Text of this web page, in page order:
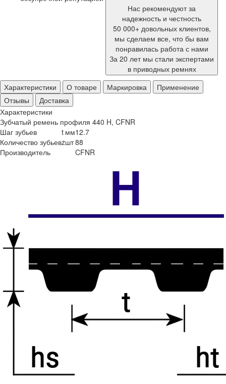
Нас рекомендуют за
надежность и честность
50 000+ довольных клиентов,
мы сделаем все, что бы вам
понравилась работа с нами
За 20 лет мы стали экспертами
в приводных ремнях
Характеристики
О товаре Маркировка
Применение
Отзывы
Доставка
Характеристики
Зубчатый ремень профиля 440 H, CFNR
Шаг зубьев
t мм12.7
Количество зубьевzшт88
Производитель
CFNR